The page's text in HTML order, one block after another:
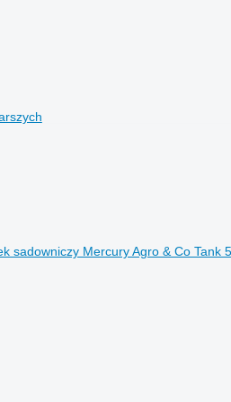
sadowniczy Mercury Agro & Co Tank